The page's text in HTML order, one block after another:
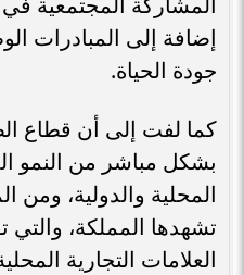
إضافة إلى المبادرات
جودة الحياة.
كما لفت إلى أن قطاع
بشكل مباشر من النمو
المحلية والدولية، ومن
تشهدها المملكة،
العلامات التجارية